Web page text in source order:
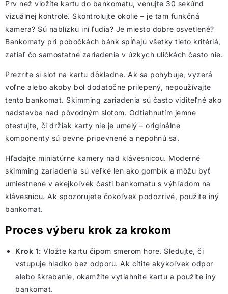
Prv než vložíte kartu do bankomatu, venujte 30 sekúnd
vizuálnej kontrole. Skontrolujte okolie – je tam funkčná
kamera? Sú nablízku iní ľudia? Je miesto dobre osvetlené?
Bankomaty pri pobočkách bánk spĺňajú všetky tieto kritériá,
zatiaľ čo samostatné zariadenia v úzkych uličkách často nie.
Prezrite si slot na kartu dôkladne. Ak sa pohybuje, vyzerá
voľne alebo akoby bol dodatočne prilepený, nepoužívajte
tento bankomat. Skimming zariadenia sú často viditeľné ako
nadstavba nad pôvodným slotom. Odtiahnutím jemne
otestujte, či držiak karty nie je umelý – originálne
komponenty sú pevne pripevnené a nepohnú sa.
Hľadajte miniatúrne kamery nad klávesnicou. Moderné
skimming zariadenia sú veľké len ako gombík a môžu byť
umiestnené v akejkoľvek časti bankomatu s výhľadom na
klávesnicu. Ak spozorujete čokoľvek podozrivé, použite iný
bankomat.
Proces výberu krok za krokom
Krok 1: Vložte kartu čipom smerom hore. Sledujte, či
vstupuje hladko bez odporu. Ak cítite akýkoľvek odpor
alebo škrabanie, okamžite vytiahnite kartu a použite iný
bankomat.